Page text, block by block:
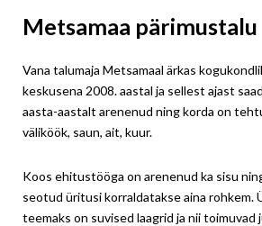
Metsamaa pärimustalu
Vana talumaja Metsamaal ärkas
keskusena 2008. aastal ja sellest ajast
aasta-aastalt arenenud ning korda on
väliköök, saun, ait, kuur.
Koos ehitustööga on arenenud ka sisu
seotud üritusi korraldatakse aina rohkem.
teemaks on suvised laagrid ja nii toimuvad